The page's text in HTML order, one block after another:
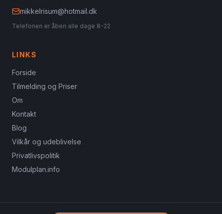
mikkelrisum@hotmail.dk
Telefonen er åben alle dage 8-22
LINKS
Forside
Tilmelding og Priser
Om
Kontakt
Blog
Vilkår og udeblivelse
Privatlivspolitik
Modulplan.info